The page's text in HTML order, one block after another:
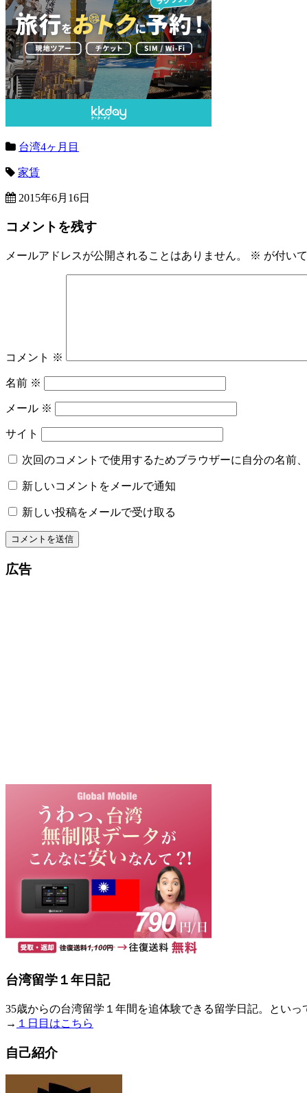
台湾4ヶ月目
家賃
2015年6月16日
コメントを残す
メールアドレスが公開されることはありません。 ※ が付い
コメント ※
名前 ※
メール ※
サイト
次回のコメントで使用するためブラウザーに自分の名前
新しいコメントをメールで通知
新しい投稿をメールで受け取る
広告
台湾留学１年日記
35歳からの台湾留学１年間を追体験できる留学日記。とい
→ １日目はこちら
自己紹介